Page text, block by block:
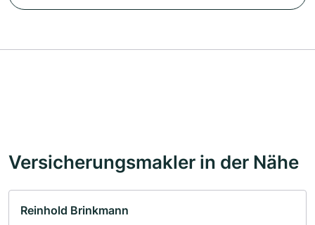
Versicherungsmakler in der Nähe
Reinhold Brinkmann